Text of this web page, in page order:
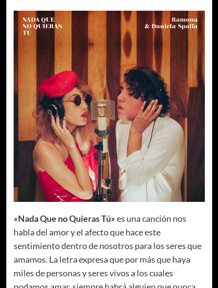
«Nada Que no Quieras Tú»es una canción nos
habla del amor y el afecto que hace este
sentimiento dentro de nosotros para los seres que
amamos. La letra expresa que por más que haya
miles de personas y seres vivos a los cuales